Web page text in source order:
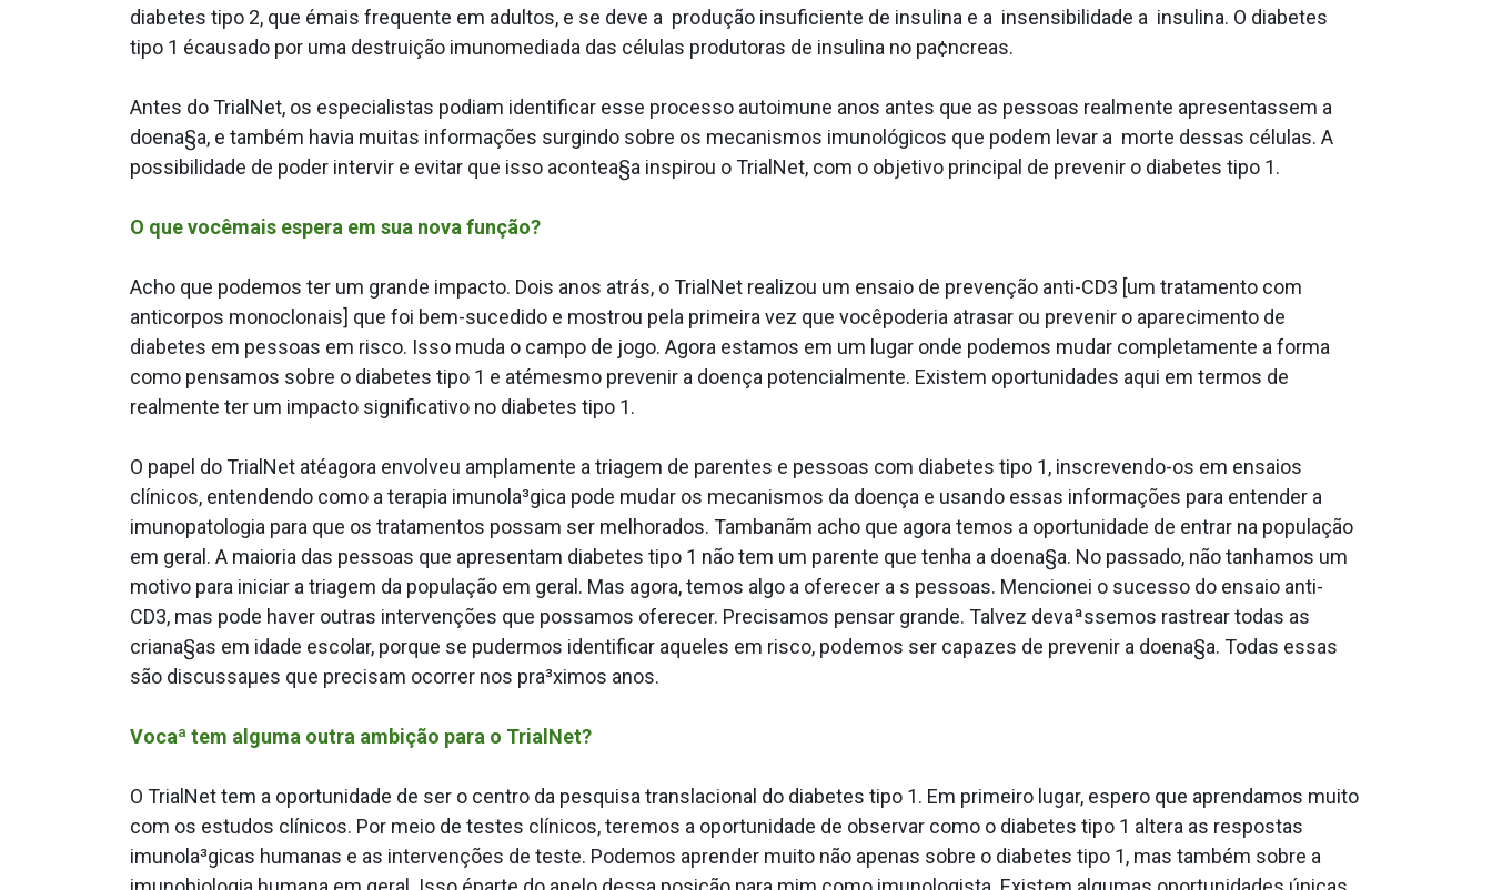
diabetes tipo 2, que émais frequente em adultos, e se deve a produção insuficiente de insulina e a insensibilidade a insulina. O diabetes
tipo 1 écausado por uma destruição imunomediada das células produtoras de insulina no pa¢ncreas.
Antes do TrialNet, os especialistas podiam identificar esse processo autoimune anos antes que as pessoas realmente apresentassem a
doena§a, e também havia muitas informações surgindo sobre os mecanismos imunológicos que podem levar a morte dessas células. A
possibilidade de poder intervir e evitar que isso acontea§a inspirou o TrialNet, com o objetivo principal de prevenir o diabetes tipo 1.
O que vocêmais espera em sua nova função?
Acho que podemos ter um grande impacto. Dois anos atrás, o TrialNet realizou um ensaio de prevenção anti-CD3 [um tratamento com
anticorpos monoclonais] que foi bem-sucedido e mostrou pela primeira vez que vocêpoderia atrasar ou prevenir o aparecimento de
diabetes em pessoas em risco. Isso muda o campo de jogo. Agora estamos em um lugar onde podemos mudar completamente a forma
como pensamos sobre o diabetes tipo 1 e atémesmo prevenir a doença potencialmente. Existem oportunidades aqui em termos de
realmente ter um impacto significativo no diabetes tipo 1.
O papel do TrialNet atéagora envolveu amplamente a triagem de parentes e pessoas com diabetes tipo 1, inscrevendo-os em ensaios
clínicos, entendendo como a terapia imunola³gica pode mudar os mecanismos da doença e usando essas informações para entender a
imunopatologia para que os tratamentos possam ser melhorados. Tambanãm acho que agora temos a oportunidade de entrar na população
em geral. A maioria das pessoas que apresentam diabetes tipo 1 não tem um parente que tenha a doena§a. No passado, não ta­nhamos um
motivo para iniciar a triagem da população em geral. Mas agora, temos algo a oferecer a s pessoas. Mencionei o sucesso do ensaio anti-
CD3, mas pode haver outras intervenções que possamos oferecer. Precisamos pensar grande. Talvez devaªssemos rastrear todas as
criana§as em idade escolar, porque se pudermos identificar aqueles em risco, podemos ser capazes de prevenir a doena§a. Todas essas
são discussaµes que precisam ocorrer nos pra³ximos anos.
Vocaª tem alguma outra ambição para o TrialNet?
O TrialNet tem a oportunidade de ser o centro da pesquisa translacional do diabetes tipo 1. Em primeiro lugar, espero que aprendamos muito
com os estudos clínicos. Por meio de testes clínicos, teremos a oportunidade de observar como o diabetes tipo 1 altera as respostas
imunola³gicas humanas e as intervenções de teste. Podemos aprender muito não apenas sobre o diabetes tipo 1, mas também sobre a